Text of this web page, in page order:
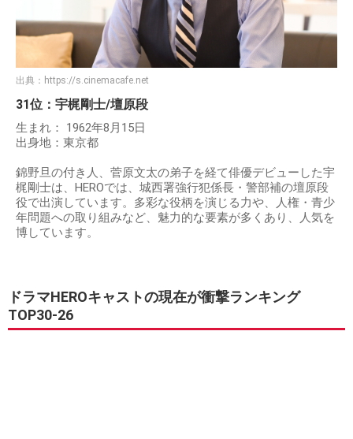
出典： https://s.cinemacafe.net
31位：宇梶剛士/壇原段
生まれ： 1962年8月15日
出身地：東京都
錦野旦の付き人、菅原文太の弟子を経て俳優デビューした宇
梶剛士は、HEROでは、城西署強行犯係長・警部補の壇原段
役で出演しています。多彩な役柄を演じる力や、人権・青少
年問題への取り組みなど、魅力的な要素が多くあり、人気を
博しています。
ドラマHEROキャストの現在が衝撃ランキング
TOP30-26